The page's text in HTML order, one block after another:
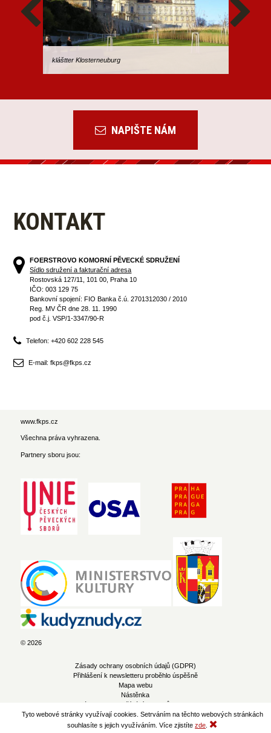
kláštter Klosterneuburg
NAPIŠTE NÁM
KONTAKT
FOERSTROVO KOMORNÍ PĚVECKÉ SDRUŽENÍ
Sídlo sdružení a fakturační adresa
Rostovská 127/11, 101 00, Praha 10
IČO: 003 129 75
Bankovní spojení: FIO Banka č.ú. 2701312030 / 2010
Reg. MV ČR dne 28. 11. 1990
pod č.j. VSP/1-3347/90-R
Telefon: +420 602 228 545
E-mail: fkps@fkps.cz
www.fkps.cz
Všechna práva vyhrazena.
Partnery sboru jsou:
© 2026
Zásady ochrany osobních údajů (GDPR)
Přihlášení k newsletteru proběhlo úspěšně
Mapa webu
Nástěnka
Tyto webové stránky využívají cookies. Setrváním na těchto webových stránkách
souhlasíte s jejich využíváním. Více zjistítezde